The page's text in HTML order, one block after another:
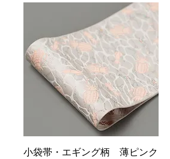
Vista rápida
小袋帯・エギング柄 薄ピンク